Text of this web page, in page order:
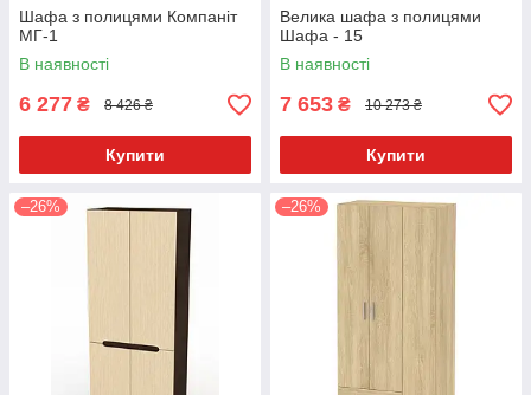
Шафа з полицями Компаніт
МГ-1
В наявності
6 277 ₴ 8 426 ₴
Купити
Велика шафа з полицями
Шафа - 15
В наявності
7 653 ₴ 10 273 ₴
Купити
–26% –26%